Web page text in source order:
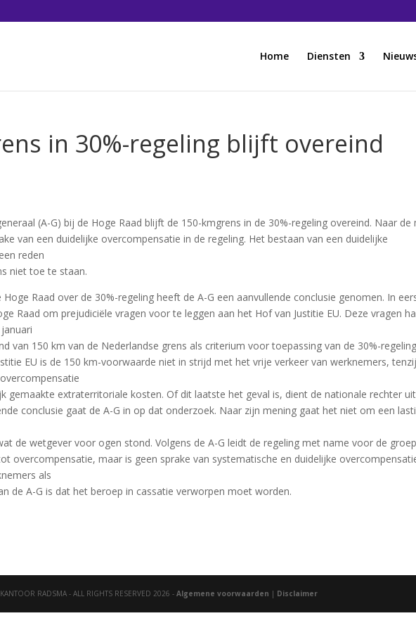
Home Diensten
in 30%-regeling blijft overeind
(A-G) bij de Hoge Raad blijft de 150-kmgrens in de 30%-regeling overeind. Naar de
van een duidelijke overcompensatie in de regeling. Het bestaan van een duidelijke
reden
niet toe te staan.
Raad over de 30%-regeling heeft de A-G een aanvullende conclusie genomen. In
Raad om prejudiciële vragen voor te leggen aan het Hof van Justitie EU. Deze vragen
van 150 km van de Nederlandse grens als criterium voor toepassing van de 30%-
EU is de 150 km-voorwaarde niet in strijd met het vrije verkeer van werknemers,
gemaakte extraterritoriale kosten. Of dit laatste het geval is, dient de nationale rechter
conclusie gaat de A-G in op dat onderzoek. Naar zijn mening gaat het niet om een
de wetgever voor ogen stond. Volgens de A-G leidt de regeling met name voor de
overcompensatie, maar is geen sprake van systematische en duidelijke
als
de A-G is dat het beroep in cassatie verworpen moet worden.
RADSMA - ALL RIGHTS RESERVED 2026 -Algemene voorwaarden | Disclaimer